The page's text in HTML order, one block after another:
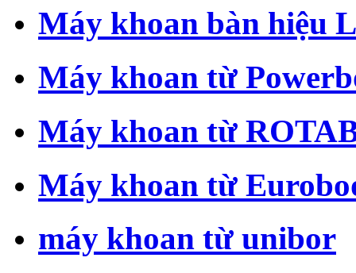
Máy khoan bàn hiệu
Máy khoan từ
Máy khoan từ
Máy khoan từ
máy khoan từ unibor